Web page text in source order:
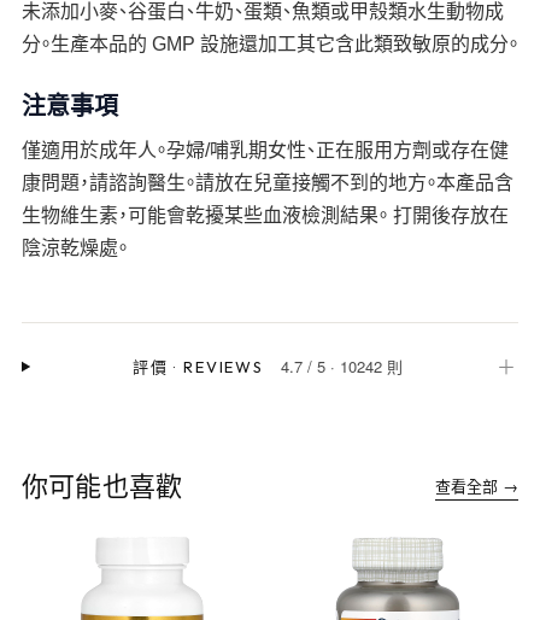
未添加小麥、谷蛋白、牛奶、蛋類、魚類或甲殼類水生動物成
分。生產本品的 GMP 設施還加工其它含此類致敏原的成分。
注意事項
僅適用於成年人。孕婦/哺乳期女性、正在服用方劑或存在健
康問題，請諮詢醫生。請放在兒童接觸不到的地方。本產品含
生物維生素，可能會乾擾某些血液檢測結果。 打開後存放在
陰涼乾燥處。
評價 ·REVIEWS 4.7/ 5· 10242 則 ＋
你可能也喜歡 查看全部 →